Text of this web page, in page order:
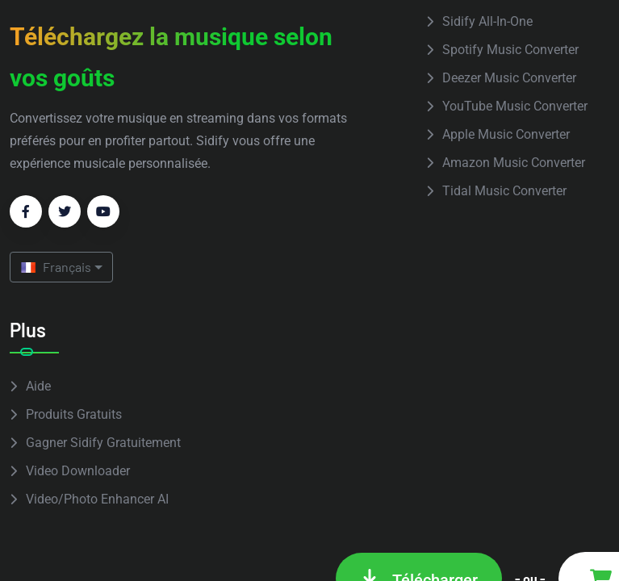
Téléchargez la musique selon
vos goûts
Convertissez votre musique en streaming dans vos formats
préférés pour en profiter partout. Sidify vous offre une
expérience musicale personnalisée.
Français
Sidify All-In-One
Spotify Music Converter
Deezer Music Converter
YouTube Music Converter
Apple Music Converter
Amazon Music Converter
Tidal Music Converter
Plus
Aide
Produits Gratuits
Gagner Sidify Gratuitement
Video Downloader
Video/Photo Enhancer AI